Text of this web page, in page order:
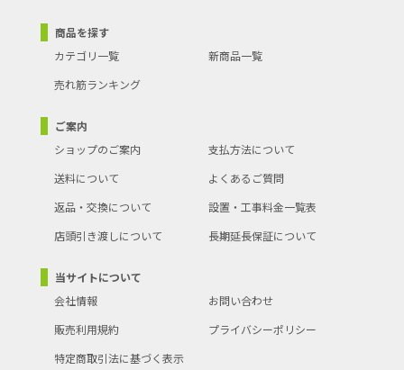
商品を探す
カテゴリ一覧
新商品一覧
売れ筋ランキング
ご案内
ショップのご案内
支払方法について
送料について
よくあるご質問
返品・交換について
設置・工事料金一覧表
店頭引き渡しについて
長期延長保証について
当サイトについて
会社情報
お問い合わせ
販売利用規約
プライバシーポリシー
特定商取引法に基づく表示